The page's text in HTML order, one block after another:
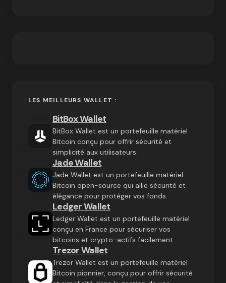
LES MEILLEURS WALLET :
BitBox Wallet
BitBox Wallet est un portefeuille matériel
Bitcoin conçu pour offrir sécurité et
simplicité aux utilisateurs.
Jade Wallet
Jade Wallet est un portefeuille matériel
Bitcoin open-source qui allie sécurité et
élégance pour protéger vos fonds.
Ledger Wallet
Ledger Wallet est un portefeuille matériel
conçu en France pour sécuriser vos
bitcoins et crypto-actifs facilement
Trezor Wallet
Trezor Wallet est un portefeuille matériel
Bitcoin pionnier, conçu pour offrir sécurité